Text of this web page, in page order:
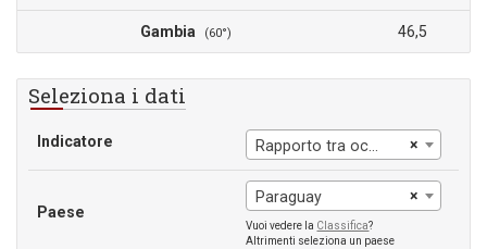
Gambia (60°) 46,5
Seleziona i dati
Indicatore ×
Rapporto tra occupazione maschile e popolazione
Paese
×
Paraguay
Vuoi vedere la Classifica?
Altrimenti seleziona un paese